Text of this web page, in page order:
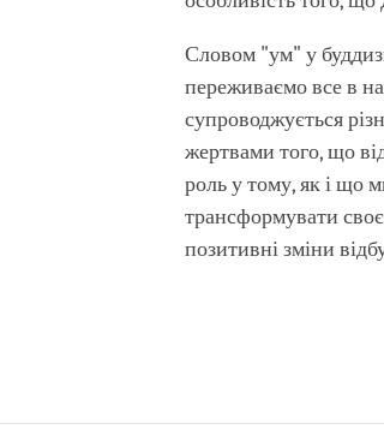
Словом "ум" у
переживаємо все в
супроводжується
жертвами того, що
роль у тому, як і що
трансформувати
позитивні зміни